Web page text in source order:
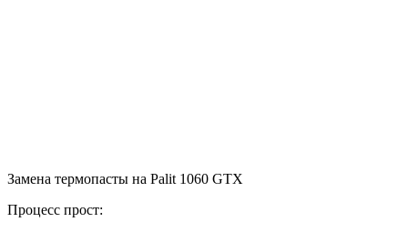
Замена термопасты на Palit 1060 GTX
Процесс прост: